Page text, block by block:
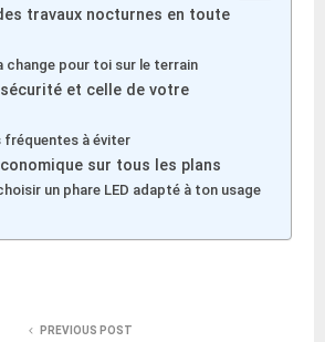
travaux nocturnes en toute
change pour toi sur le terrain
et celle de votre
fréquentes à éviter
sur tous les plans
un phare LED adapté à ton usage
PREVIOUS POST